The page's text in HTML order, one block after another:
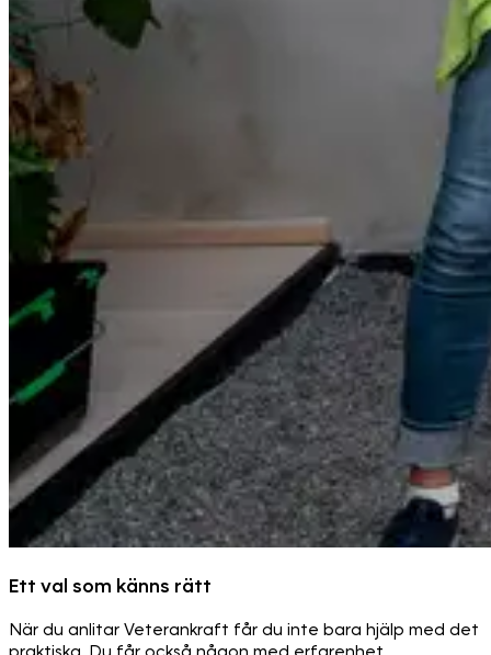
Ett val som känns rätt
När du anlitar Veterankraft får du inte bara hjälp med det